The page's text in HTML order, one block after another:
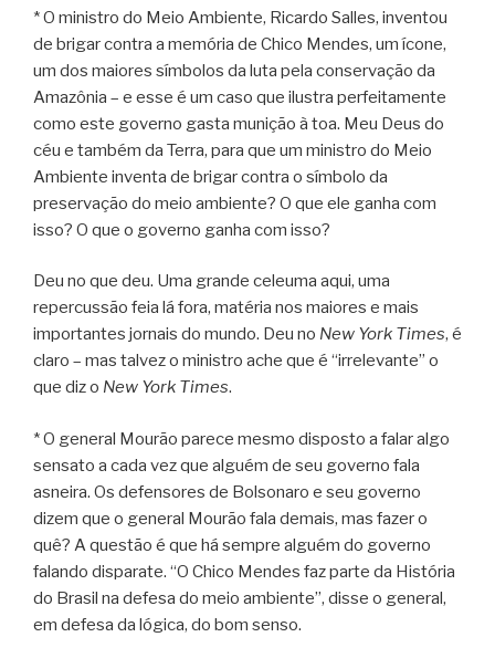
* O ministro do Meio Ambiente, Ricardo Salles, inventou
de brigar contra a memória de Chico Mendes, um ícone,
um dos maiores símbolos da luta pela conservação da
Amazônia – e esse é um caso que ilustra perfeitamente
como este governo gasta munição à toa. Meu Deus do
céu e também da Terra, para que um ministro do Meio
Ambiente inventa de brigar contra o símbolo da
preservação do meio ambiente? O que ele ganha com
isso? O que o governo ganha com isso?
Deu no que deu. Uma grande celeuma aqui, uma
repercussão feia lá fora, matéria nos maiores e mais
importantes jornais do mundo. Deu no New York Times, é
claro – mas talvez o ministro ache que é “irrelevante” o
que diz o New York Times.
* O general Mourão parece mesmo disposto a falar algo
sensato a cada vez que alguém de seu governo fala
asneira. Os defensores de Bolsonaro e seu governo
dizem que o general Mourão fala demais, mas fazer o
quê? A questão é que há sempre alguém do governo
falando disparate. “O Chico Mendes faz parte da História
do Brasil na defesa do meio ambiente”, disse o general,
em defesa da lógica, do bom senso.